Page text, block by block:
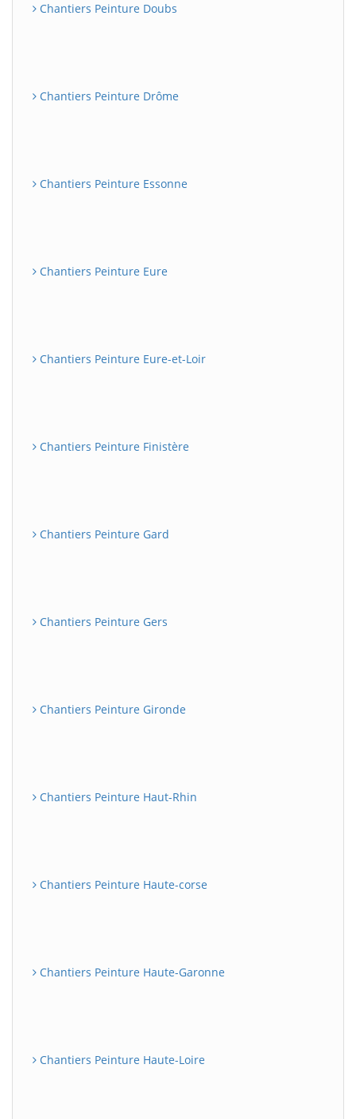
Chantiers Peinture Doubs
Chantiers Peinture Drôme
Chantiers Peinture Essonne
Chantiers Peinture Eure
Chantiers Peinture Eure-et-Loir
Chantiers Peinture Finistère
Chantiers Peinture Gard
Chantiers Peinture Gers
Chantiers Peinture Gironde
Chantiers Peinture Haut-Rhin
Chantiers Peinture Haute-corse
Chantiers Peinture Haute-Garonne
Chantiers Peinture Haute-Loire